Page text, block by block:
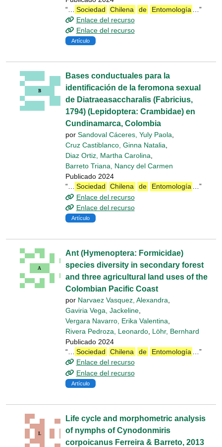
“…
Sociedad Chilena de Entomología
…”
Enlace del recurso
Enlace del recurso
Artículo
Bases conductuales para la
identificación de la feromona sexual
de Diatraeasaccharalis (Fabricius,
1794) (Lepidoptera: Crambidae) en
Cundinamarca, Colombia
por Sandoval Cáceres, Yuly Paola,
Cruz Castiblanco, Ginna Natalia,
Diaz Ortiz, Martha Carolina,
Barreto Triana, Nancy del Carmen
Publicado 2024
“… Sociedad Chilena de Entomología …”
Enlace del recurso
Enlace del recurso
Artículo
Ant (Hymenoptera: Formicidae)
species diversity in secondary forest
and three agricultural land uses of the
Colombian Pacific Coast
por Narvaez Vasquez, Alexandra
Gaviria Vega, Jackeline
Vergara Navarro, Erika Valentina
Rivera Pedroza, Leonardo Löhr, Bernhard
Publicado 2024
“…
Sociedad Chilena de Entomología
…”
Enlace del recurso
Enlace del recurso
Artículo
Life cycle and morphometric analysis
of nymphs of Cynodonmiris
corpoicanus Ferreira & Barreto, 2013